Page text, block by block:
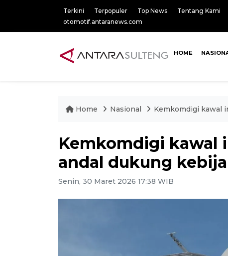
Terkini Terpopuler Top News Tentang Kami
otomotif.antaranews.com
HOME
Home Nasional Kemkomdigi kawal
Kemkomdigi kawal
andal dukung
Senin, 30 Maret 2026 17:38 WIB